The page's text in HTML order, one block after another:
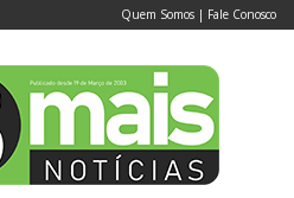
Quem Somos | Fale Conosco